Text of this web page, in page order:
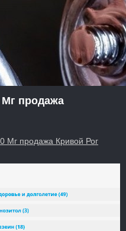
Мг продажа
Мг продажа Кривой Рог